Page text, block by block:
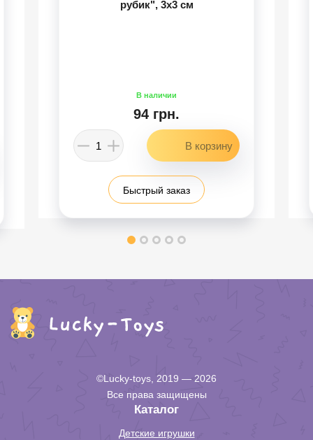
рубик", 3х3 см
94 грн.
Быстрый заказ
©Lucky-toys, 2019 — 2026
Все права защищены
Каталог
Детские игрушки